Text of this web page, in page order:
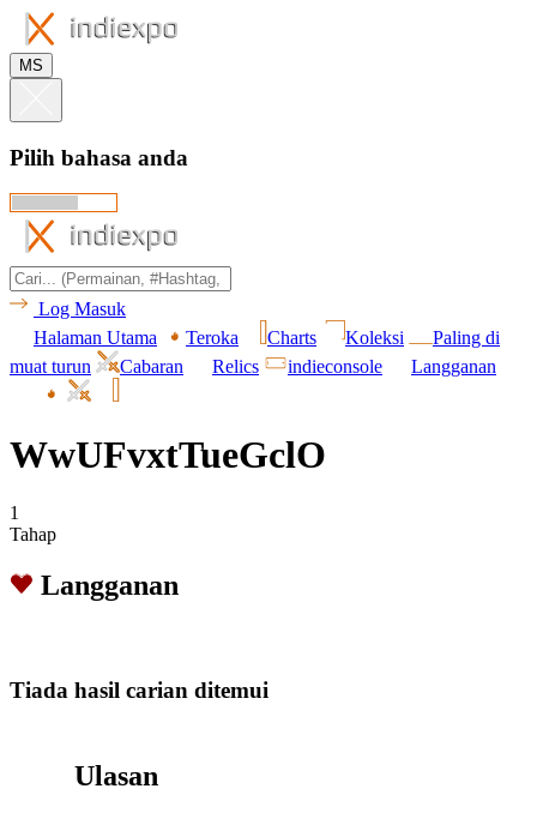
MS
Pilih bahasa anda
Log Masuk
Halaman Utama
Teroka Charts Koleksi
Paling di
muat turun
Cabaran Relics indieconsole Langganan
WwUFvxtTueGclO
1
Tahap
Langganan
Tiada hasil carian ditemui
Ulasan